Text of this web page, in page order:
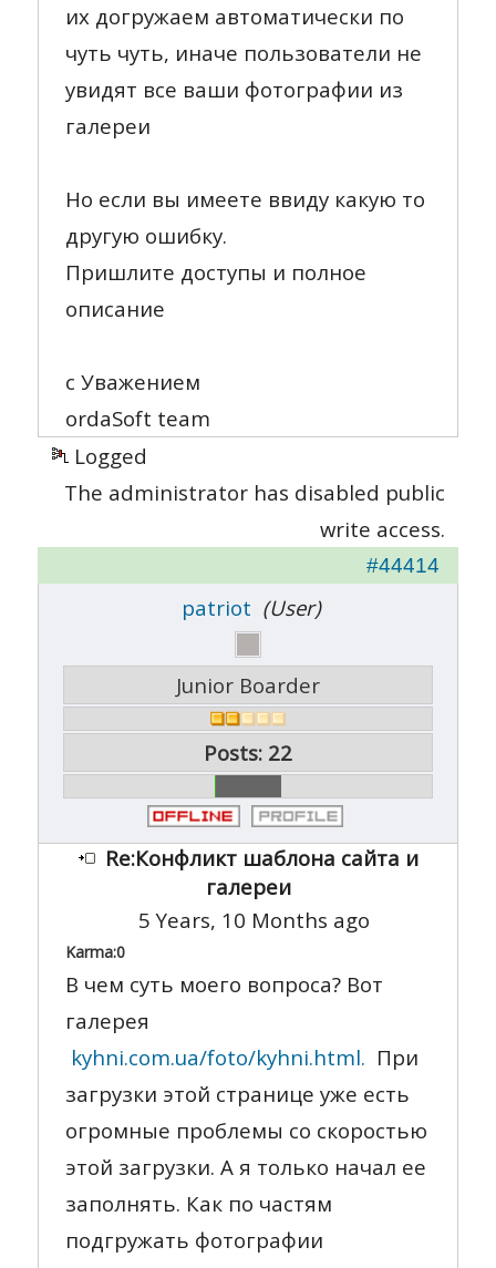
их догружаем автоматически по
чуть чуть, иначе пользователи не
увидят все ваши фотографии из
галереи
Но если вы имеете ввиду какую то
другую ошибку.
Пришлите доступы и полное
описание
с Уважением
ordaSoft team
Logged
The administrator has disabled public
write access.
#44414
patriot (User)
Junior Boarder
Posts: 22
Re:Конфликт шаблона сайта и
галереи
5 Years, 10 Months ago
Karma:0
В чем суть моего вопроса? Вот
галерея
kyhni.com.ua/foto/kyhni.html. При
загрузки этой странице уже есть
огромные проблемы со скоростью
этой загрузки. А я только начал ее
заполнять. Как по частям
подгружать фотографии